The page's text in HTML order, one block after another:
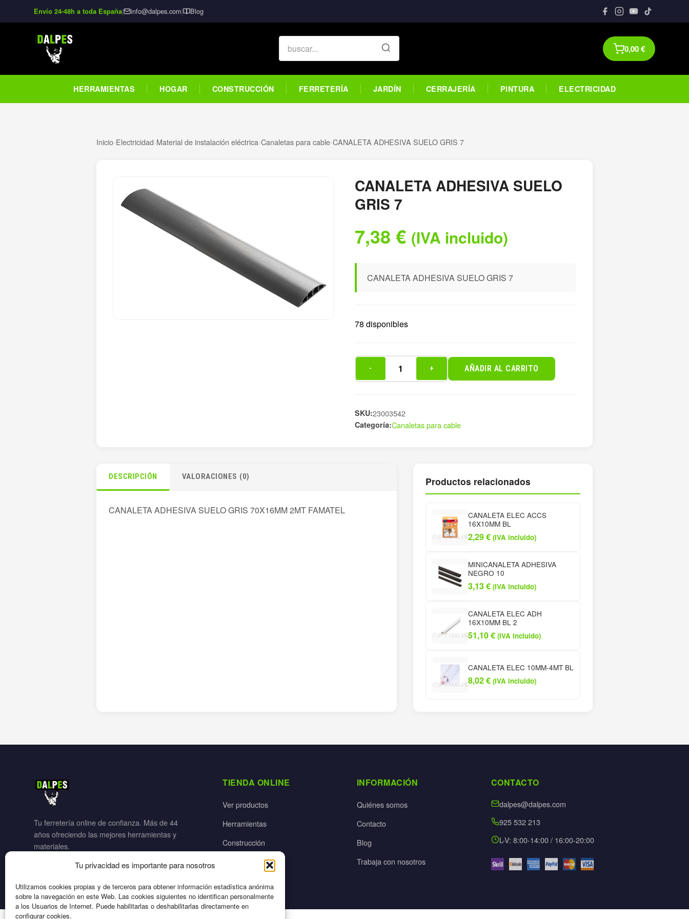
Tu privacidad es importante para nosotros
Utilizamos cookies propias y de terceros para obtener información estadística anónima
sobre la navegación en este Web. Las cookies siguientes no identifican personalmente
a los Usuarios de Internet. Puede habilitarlas o deshabilitarlas directamente en
configurar cookies.
Envío 24-48h a toda España| info@dalpes.com| Blog
0,00€
HERRAMIENTAS HOGAR CONSTRUCCIÓN FERRETERÍA JARDÍN CERRAJERÍA PINTURA ELECTRICIDAD
Inicio›Electricidad›Material de instalación eléctrica›Canaletas para cable›CANALETA ADHESIVA SUELO GRIS 7
CANALETA ADHESIVA SUELO
GRIS 7
7,38 € (IVA incluido)
CANALETA ADHESIVA SUELO GRIS 7
78 disponibles
CANALETA
GRIS
7
- + AÑADIR AL CARRITO
SKU:23003542
Categoría:Canaletas para cable
DESCRIPCIÓN VALORACIONES (0)
CANALETA ADHESIVA SUELO GRIS 70X16MM 2MT FAMATEL
Productos relacionados
CANALETA ELEC ACCS
16X10MM BL
2,29€ (IVA incluido)
MINICANALETA ADHESIVA
NEGRO 10
3,13€ (IVA incluido)
CANALETA ELEC ADH
16X10MM BL 2
51,10€ (IVA incluido)
CANALETA ELEC 10MM-4MT BL
8,02€ (IVA incluido)
Tu ferretería online de confianza. Más de 44
años ofreciendo las mejores herramientas y
materiales.
TIENDA ONLINE
Ver productos
Herramientas
Construcción
INFORMACIÓN
Quiénes somos
Contacto
Blog
Trabaja con nosotros
CONTACTO
dalpes@dalpes.com
925 532 213
L-V: 8:00-14:00 / 16:00-20:00